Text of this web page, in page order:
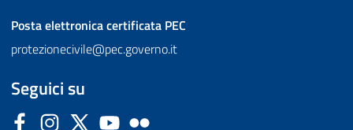
Posta elettronica certificata PEC
protezionecivile@pec.governo.it
Seguici su
FacebookInstagram
Twitter YouTube